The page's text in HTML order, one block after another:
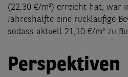
(22,30 €/m²) erreicht hat, war
Jahreshälfte eine rückläufige
sodass aktuell 21,10 €/m² zu
Perspektiven